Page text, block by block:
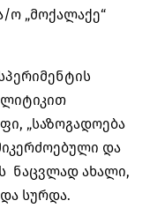
ო „მოქალაქე“
„საზოგადოება
და
ნაცვლად ახალი,
სურდა.